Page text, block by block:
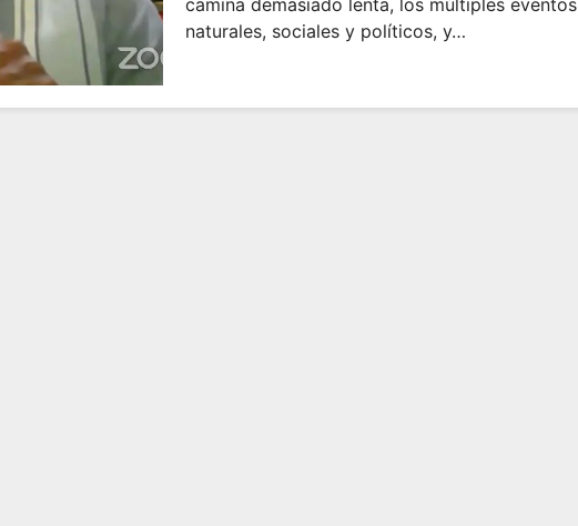
naturales, sociales y políticos, y…